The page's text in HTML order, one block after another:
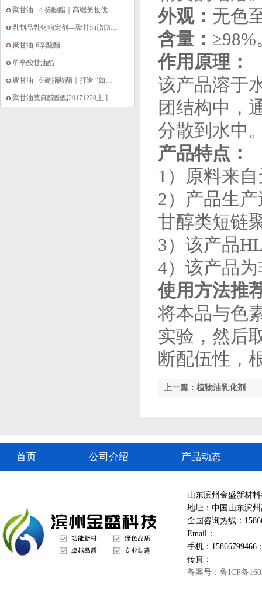
聚甘油 - 4 癸酸酯｜高端美妆优选・温和型无 PEG 增溶剂
乳制品乳化稳定剂—聚甘油脂肪酸酯20171221上市
聚甘油-6辛酸酯
单辛酸甘油酯
聚甘油 - 6 硬脂酸酯｜打造 “如水般轻盈” 的纯净乳液灵魂
聚甘油蓖麻醇酸酯20171228上市
外观： 无色
含量： ≥98%
作用原理：
该产品溶于
团结构中，
分散到水中
产品特点：
1）原料来
2）产品生
甘醇类短链
3）该产品
4）该产品
使用方法推
将本品与色
实验，然后
断配伍性，
上一篇：植物油乳化剂
首页 公司介绍 产品动态
山东滨州金盛新材
地址：中国山东滨
全国咨询热线：
Email：
手机：15866799466
传真：
备案号：鲁ICP备